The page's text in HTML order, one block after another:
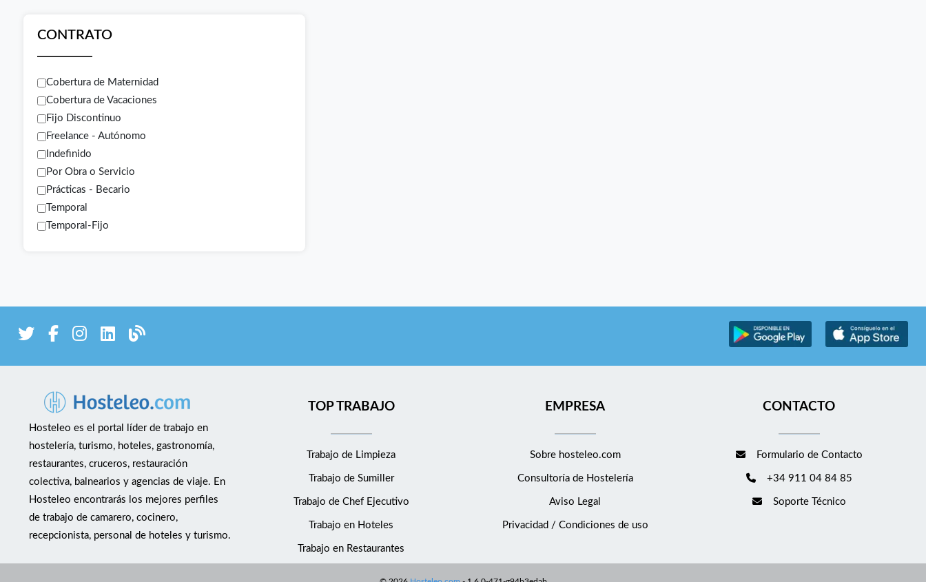
CONTRATO
Cobertura de Maternidad
Cobertura de Vacaciones
Fijo Discontinuo
Freelance - Autónomo
Indefinido
Por Obra o Servicio
Prácticas - Becario
Temporal
Temporal-Fijo
Hosteleo es el portal líder de trabajo en
hostelería, turismo, hoteles, gastronomía,
restaurantes, cruceros, restauración
colectiva, balnearios y agencias de viaje. En
Hosteleo encontrarás los mejores perfiles
de trabajo de camarero, cocinero,
recepcionista, personal de hoteles y turismo.
TOP TRABAJO
Trabajo de Limpieza
Trabajo de Sumiller
Trabajo de Chef Ejecutivo
Trabajo en Hoteles
Trabajo en Restaurantes
EMPRESA
Sobre hosteleo.com
Consultoría de Hostelería
Aviso Legal
Privacidad / Condiciones de uso
CONTACTO
Formulario de Contacto
+34 911 04 84 85
Soporte Técnico